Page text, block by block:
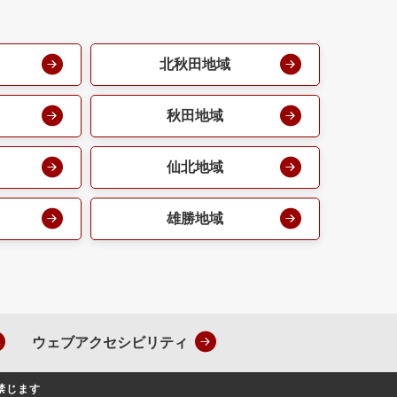
北秋田地域
秋田地域
仙北地域
雄勝地域
ウェブアクセシビリティ
じます